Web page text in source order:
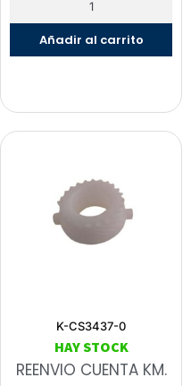
Añadir al carrito
K-CS3437-0
HAY STOCK
REENVIO CUENTA KM.